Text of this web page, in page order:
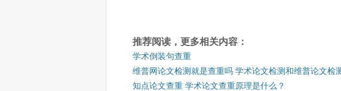
推荐阅读，更多相关内容：
学术倒装句查重
维普网论文检测就是查重吗 学术论文检测和维普论文检
知点论文查重 学术论文查重原理是什么？